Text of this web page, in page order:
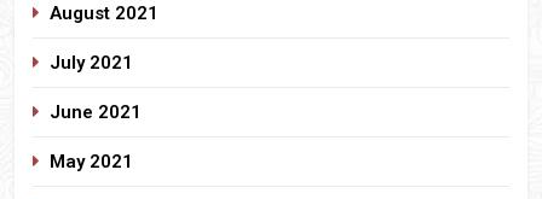
August 2021
July 2021
June 2021
May 2021